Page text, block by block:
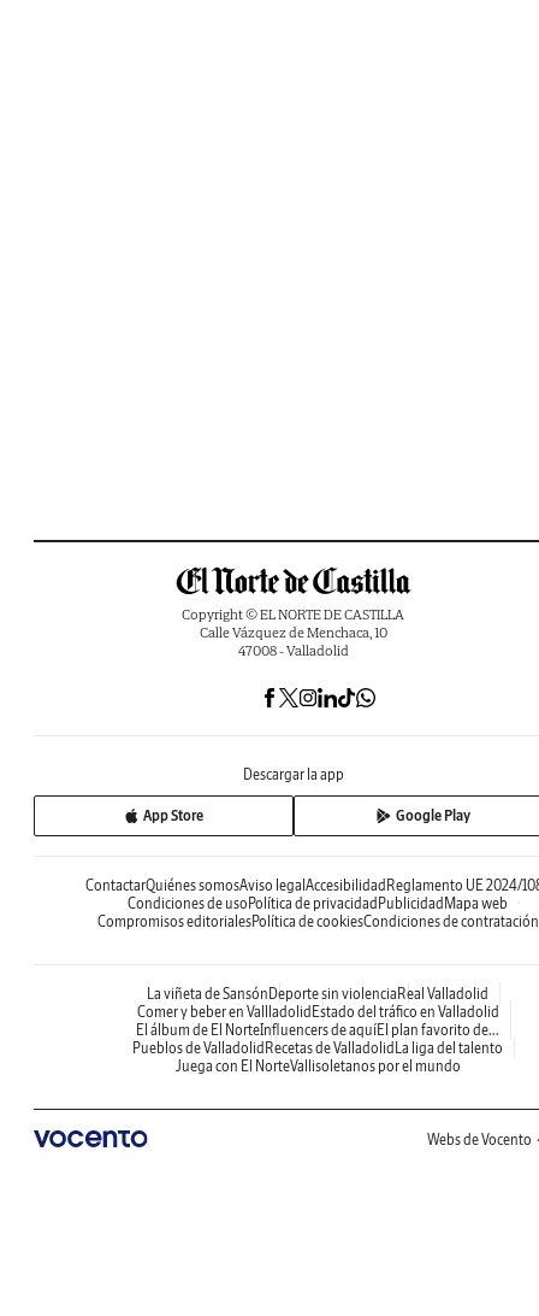
Copyright © EL NORTE DE CASTILLA
Calle Vázquez de Menchaca, 10
47008 - Valladolid
Descargar la app
App Store Google Play
ContactarQuiénes somosAviso legalAccesibilidadReglamento UE 2024/
Condiciones de usoPolítica de privacidadPublicidadMapa web
Compromisos editorialesPolítica de cookiesCondiciones de contratación
La viñeta de SansónDeporte sin violenciaReal Valladolid
Comer y beber en VallladolidEstado del tráfico en Valladolid
El álbum de El NorteInfluencers de aquíEl plan favorito de...
Pueblos de ValladolidRecetas de ValladolidLa liga del talento
Juega con El NorteVallisoletanos por el mundo
Webs de Vocento